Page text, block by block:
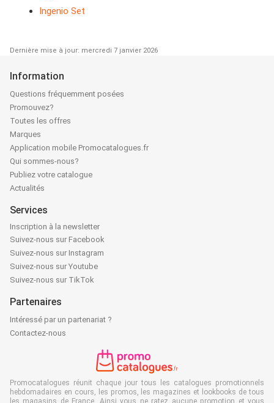
Ingenio Set
Dernière mise à jour: mercredi 7 janvier 2026
Information
Questions fréquemment posées
Promouvez?
Toutes les offres
Marques
Application mobile Promocatalogues.fr
Qui sommes-nous?
Publiez votre catalogue
Actualités
Services
Inscription à la newsletter
Suivez-nous sur Facebook
Suivez-nous sur Instagram
Suivez-nous sur Youtube
Suivez-nous sur TikTok
Partenaires
Intéressé par un partenariat ?
Contactez-nous
Promocatalogues réunit chaque jour tous les catalogues promotionnels
hebdomadaires en cours, les promos, les magazines et lookbooks de tous
les magasins de France. Ainsi vous ne ratez aucune promotion et vous